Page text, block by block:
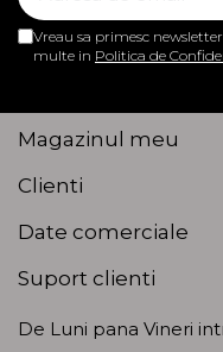
Vreau sa primesc
multe in Politica de
Magazinul meu
Clienti
Date comerciale
Suport clienti
De Luni pana Vineri